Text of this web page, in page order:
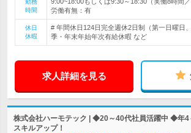
勤務
時間
労働有無：有
休日
休暇
# 年間休日124日完全週休2日制（第一日曜日
季・年末年始年次有給休暇 など
求人詳細を見る
株式会社ハーモテック | ◆20～40代社員活躍中 ◆年4
スキルアップ！